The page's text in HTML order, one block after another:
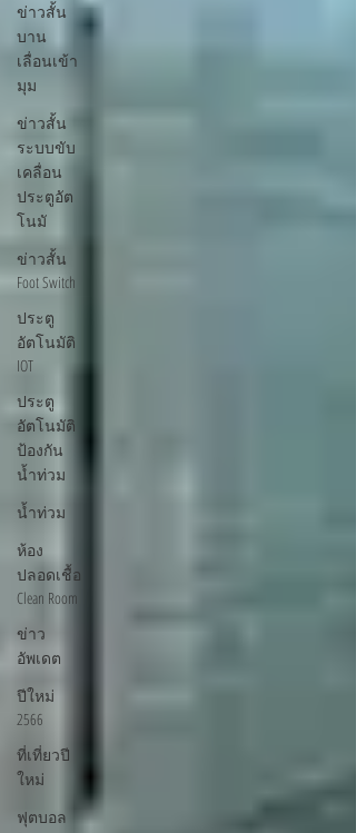
ข่าวสั้น
บาน
เลื่อนเข้า
มุม
ข่าวสั้น
ระบบขับ
เคลื่อน
ประตูอัต
โนมั
ข่าวสั้น
Foot Switch
ประตู
อัตโนมัติ
IOT
ประตู
อัตโนมัติ
ป้องกัน
น้ำท่วม
น้ำท่วม
ห้อง
ปลอดเชื้อ
Clean Room
ข่าว
อัพเดต
ปีใหม่
2566
ที่เที่ยวปี
ใหม่
ฟุตบอล